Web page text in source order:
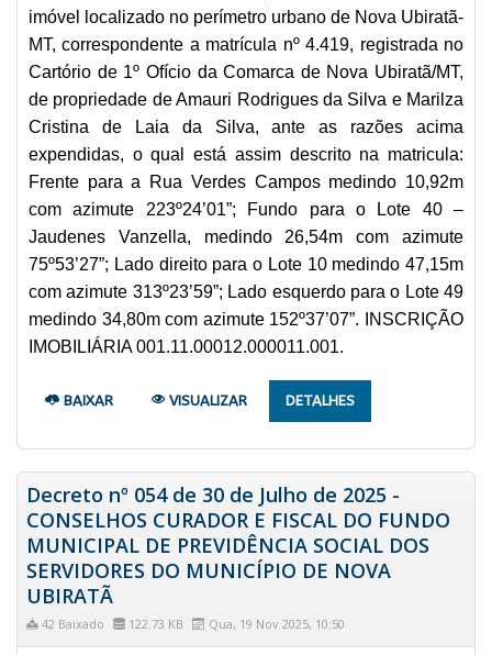
imóvel localizado no perímetro urbano de Nova Ubiratã-
MT, correspondente a matrícula nº 4.419, registrada no
Cartório de 1º Ofício da Comarca de Nova Ubiratã/MT,
de propriedade de Amauri Rodrigues da Silva e Marilza
Cristina de Laia da Silva, ante as razões acima
expendidas, o qual está assim descrito na matricula:
Frente para a Rua Verdes Campos medindo 10,92m
com azimute 223º24’01”; Fundo para o Lote 40 –
Jaudenes Vanzella, medindo 26,54m com azimute
75º53’27”; Lado direito para o Lote 10 medindo 47,15m
com azimute 313º23’59”; Lado esquerdo para o Lote 49
medindo 34,80m com azimute 152º37’07”. INSCRIÇÃO
IMOBILIÁRIA 001.11.00012.000011.001.
BAIXAR VISUALIZAR DETALHES
Decreto nº 054 de 30 de Julho de 2025 -
CONSELHOS CURADOR E FISCAL DO FUNDO
MUNICIPAL DE PREVIDÊNCIA SOCIAL DOS
SERVIDORES DO MUNICÍPIO DE NOVA
UBIRATÃ
42 Baixado 122.73 KB Qua, 19 Nov 2025, 10:50